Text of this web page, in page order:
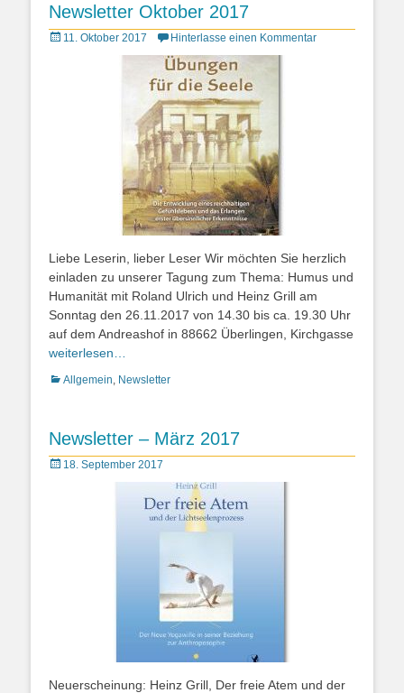
Newsletter Oktober 2017
Posted
11. Oktober 2017 Hinterlasse einen Kommentar
Liebe Leserin, lieber Leser Wir möchten Sie herzlich
einladen zu unserer Tagung zum Thema: Humus und
Humanität mit Roland Ulrich und Heinz Grill am
Sonntag den 26.11.2017 von 14.30 bis ca. 19.30 Uhr
auf dem Andreashof in 88662 Überlingen, Kirchgasse
weiterlesen…
Kategorien
Allgemein, Newsletter
Newsletter – März 2017
Posted
18. September 2017
Neuerscheinung: Heinz Grill, Der freie Atem und der